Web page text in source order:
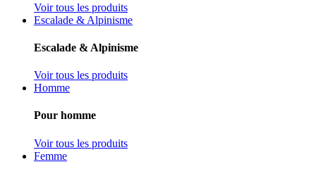
Voir tous les produits
Escalade & Alpinisme
Escalade & Alpinisme
Voir tous les produits
Homme
Pour homme
Voir tous les produits
Femme